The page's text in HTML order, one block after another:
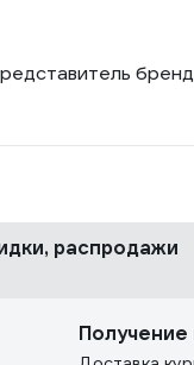
распродажи
Получение